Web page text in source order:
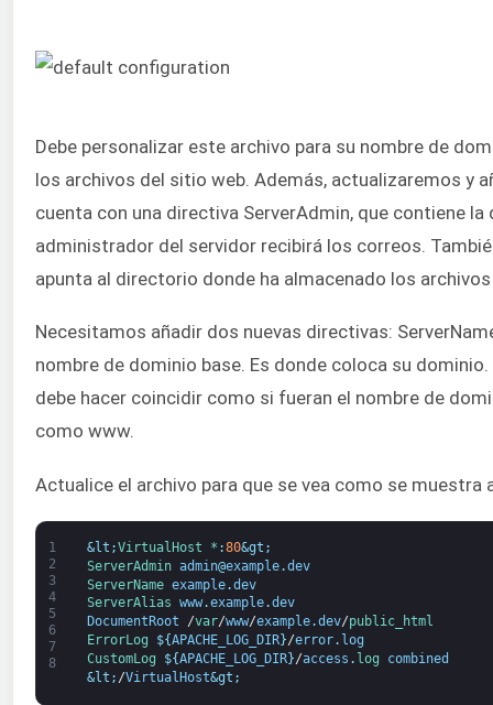
Debe personalizar este archivo para su nombre de
los archivos del sitio web. Además, actualizaremos y
cuenta con una directiva ServerAdmin, que contiene
administrador del servidor recibirá los correos.
apunta al directorio donde ha almacenado los
Necesitamos añadir dos nuevas directivas:
nombre de dominio base. Es donde coloca su
debe hacer coincidir como si fueran el nombre de
como www.
Actualice el archivo para que se vea como se muestra
1
2
3
4
5
6
7
8
&lt;VirtualHost * :80&gt;
ServerAdmin admin@example.dev
ServerName example.dev
ServerAlias www.example.dev
DocumentRoot
/var/www/example.dev/public_html
ErrorLog
${APACHE_LOG_DIR}/error. log
CustomLog
${APACHE_LOG_DIR}/access . log
combined
&lt; /VirtualHost&gt;